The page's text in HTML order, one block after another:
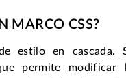
MARCO CSS?
estilo en cascada.
permite modificar